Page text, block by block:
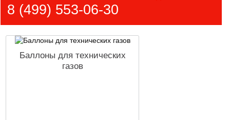
8 (499) 553-06-30
Баллоны для технических
газов